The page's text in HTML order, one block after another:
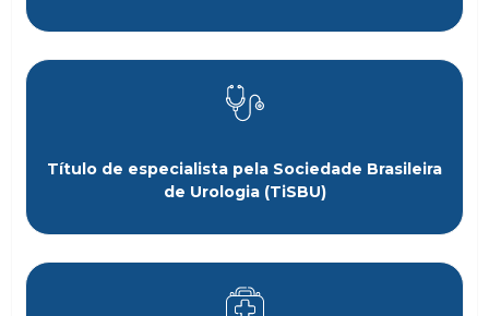
Título de especialista pela Sociedade Brasileira
de Urologia (TiSBU)